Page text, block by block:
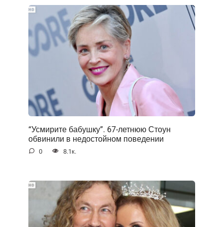
“Усмирите бабушку”. 67-летнюю Стоун
обвинили в недостойном поведении
0 8.1к.